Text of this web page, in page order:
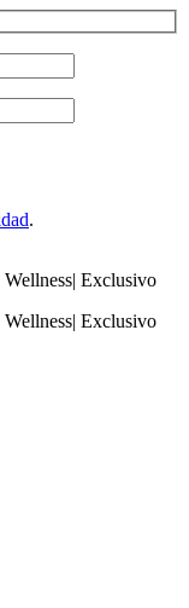
.
Wellness| Exclusivo
Wellness| Exclusivo